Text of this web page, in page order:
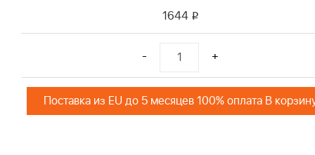
1644 i
- +
Поставка из EU до 5 месяцев 100% оплата В